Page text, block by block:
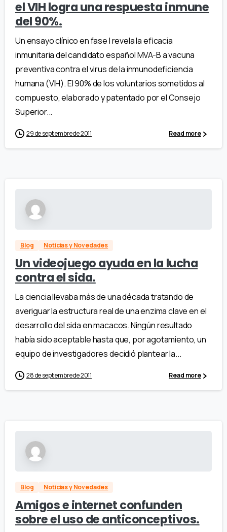
el VIH logra una respuesta inmune
del 90%.
Un ensayo clínico en fase I revela la eficacia
inmunitaria del candidato español MVA-B a vacuna
preventiva contra el virus de la inmunodeficiencia
humana (VIH). El 90% de los voluntarios sometidos al
compuesto, elaborado y patentado por el Consejo
Superior...
29 de septiembre de 2011 Read more
Blog Noticias y Novedades
Un videojuego ayuda en la lucha
contra el sida.
La ciencia llevaba más de una década tratando de
averiguar la estructura real de una enzima clave en el
desarrollo del sida en macacos. Ningún resultado
había sido aceptable hasta que, por agotamiento, un
equipo de investigadores decidió plantear la...
28 de septiembre de 2011 Read more
Blog Noticias y Novedades
Amigos e internet confunden
sobre el uso de anticonceptivos.